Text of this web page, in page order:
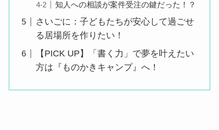
知人への相談が案件受注の鍵だった！？
さいごに：子どもたちが安心して過ごせ
る居場所を作りたい！
【PICK UP】「書く力」で夢を叶えたい
方は『ものかきキャンプ』へ！